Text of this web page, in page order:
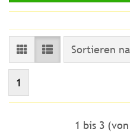
Sortieren
Sortieren
1
1 bis 3